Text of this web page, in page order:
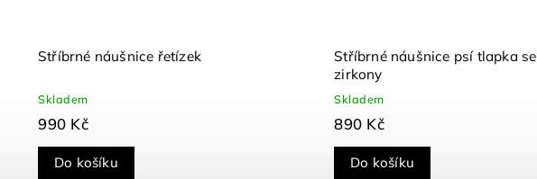
Stříbrné náušnice řetízek
Skladem
990 Kč
Do košíku
Stříbrné náušnice psí tlapka se
zirkony
Skladem
890 Kč
Do košíku